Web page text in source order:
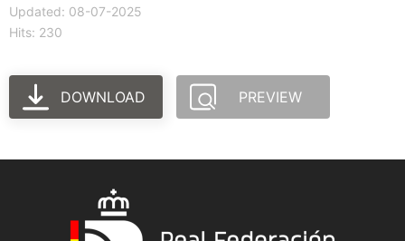
Updated: 08-07-2025
Hits: 230
DOWNLOAD PREVIEW